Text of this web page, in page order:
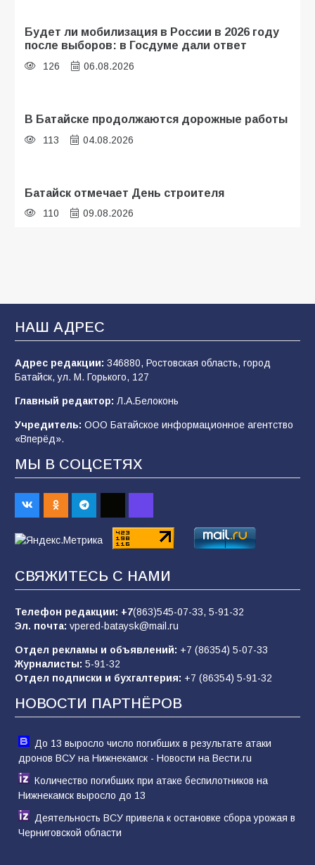
Будет ли мобилизация в России в 2026 году
после выборов: в Госдуме дали ответ
126 06.08.2026
В Батайске продолжаются дорожные работы
113 04.08.2026
Батайск отмечает День строителя
110 09.08.2026
Батайским спортсменам вручили награды
«Слухи — не указ»: почему разговоры о
07.08.2026
Командовал боем до последнего: герой
Евгений Остапенко
В библиотеке имени М.Ю. Лермонтова
состоялось литературно-творческое
сказку, рисуем в красках»
65 07.08.2026
НАШ АДРЕС
Адрес редакции: 346880, Ростовская область, город
Батайск, ул. М. Горького, 127
Главный редактор: Л.А.Белоконь
Учредитель: ООО Батайское информационное агентство
«Вперёд».
МЫ В СОЦСЕТЯХ
СВЯЖИТЕСЬ С НАМИ
Телефон редакции: +7(863)545-07-33, 5-91-32
Эл. почта: vpered-bataysk@mail.ru
Отдел рекламы и объявлений: +7 (86354) 5-07-33
Журналисты: 5-91-32
Отдел подписки и бухгалтерия: +7 (86354) 5-91-32
НОВОСТИ ПАРТНЁРОВ
До 13 выросло число погибших в результате атаки
дронов ВСУ на Нижнекамск - Новости на Вести.ru
Количество погибших при атаке беспилотников на
Нижнекамск выросло до 13
Деятельность ВСУ привела к остановке сбора урожая в
Черниговской области